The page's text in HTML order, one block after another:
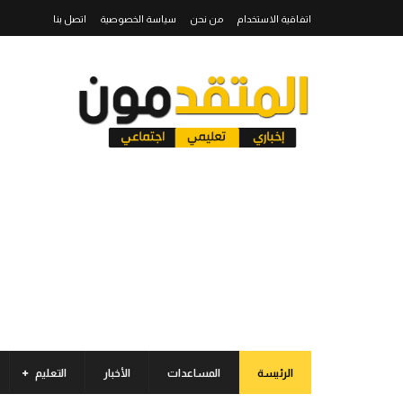
اتفاقية الاستخدام من نحن سياسة الخصوصية اتصل بنا
الرئيسة المساعدات الأخبار التعليم